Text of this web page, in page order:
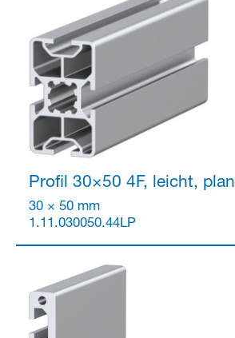
Profil 30×50 4F, leicht, plan
30 × 50 mm
1.11.030050.44LP
Anmelden